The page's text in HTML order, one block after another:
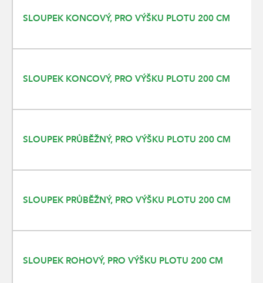
SLOUPEK KONCOVÝ, PRO VÝŠKU PLOTU 200 CM
SLOUPEK KONCOVÝ, PRO VÝŠKU PLOTU 200 CM
SLOUPEK PRŮBĚŽNÝ, PRO VÝŠKU PLOTU 200 CM
SLOUPEK PRŮBĚŽNÝ, PRO VÝŠKU PLOTU 200 CM
SLOUPEK ROHOVÝ, PRO VÝŠKU PLOTU 200 CM